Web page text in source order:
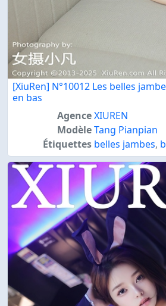
[XiuRen] N°10012 Les belles
en bas
AgenceXIUREN
ModèleTang Pianpian
Étiquettes belles jambes,